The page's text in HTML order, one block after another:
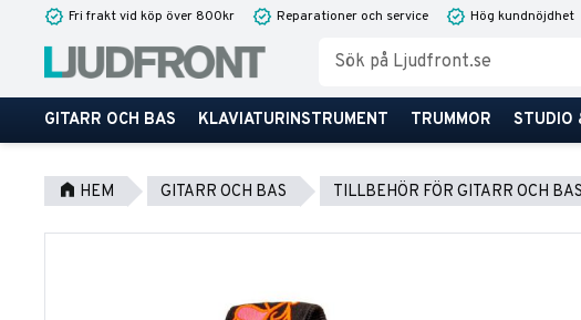
Fri frakt vid köp över 800kr Reparationer och service Hög kundnöjdhet
GITARR OCH BAS KLAVIATURINSTRUMENT TRUMMOR STUDIO
HEM GITARR OCH BAS TILLBEHÖR FÖR GITARR OCH BAS